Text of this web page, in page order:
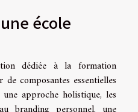
école
dédiée à la formation
composantes essentielles
approche holistique, les